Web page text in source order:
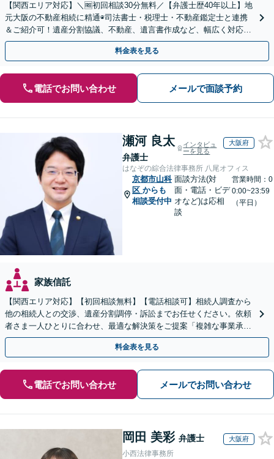
【関西エリア対応】＼🆓初回相談30分無料／【弁護士歴40年以上】地
元大阪の不動産相続に精通◉司法書士・税理士・不動産鑑定士と連携
＆ご紹介可！遺産分割協議、不動産、遺言書作成など、幅広く対応し
ます。お気軽にご相談ください
料金表を見る
電話でお問い合わせ メールで面談予約
瀬河 良太
弁護士
インタビュ
ーを見る
大阪府
はなぞの綜合法律事務所 八尾オフィス
京都市山科
区 からも
相談受付中
面談方法(対
面・電話・ビデ
オなど)は応相
談
営業時間：0
0:00~23:59
（平日）
家族信託
【関西エリア対応】【初回相談無料】【電話相談可】相続人調査から
他の相続人との交渉、遺産分割調停・訴訟までお任せください。依頼
者さま一人ひとりに合わせ、最適な解決策をご提案「複雑な事業承
継、不動産相続など」【完全個室対応】【休日・夜間相談可】
料金表を見る
電話でお問い合わせ メールでお問い合わせ
岡田 美彩 弁護士 大阪府
小西法律事務所